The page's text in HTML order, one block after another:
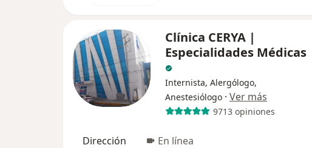
Clínica CERYA |
Especialidades Médicas
Internista, Alergólogo,
Anestesiólogo · Ver más
9713 opiniones
Dirección En línea